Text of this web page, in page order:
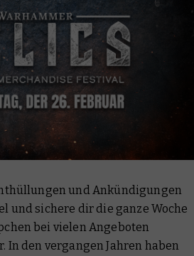
und Ankündigungen
und sichere dir die ganze Woche
bei vielen Angeboten
In den vergangen Jahren haben